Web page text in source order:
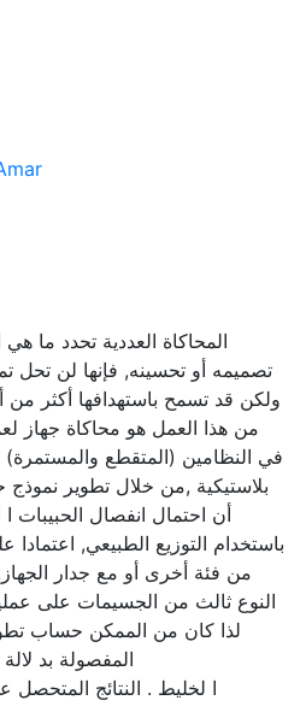
المحاكاة العددية تحدد ما هي
تصميمه أو تحسينه, فإنها لن تحل
ولكن قد تسمح باستهدافها أكثر من
من هذا العمل هو محاكاة جهاز
في النظامين (المتقطع
بلاستيكية ,من خلال تطوير
أن احتمال انفصال الحبيبات ا
باستخدام التوزيع الطبيعي,
من فئة أخرى أو مع جدار
النوع ثالث من الجسيمات على
لذا كان من الممكن حساب تطور
المفصولة بد
ا لخليط . النتائج المتحصل